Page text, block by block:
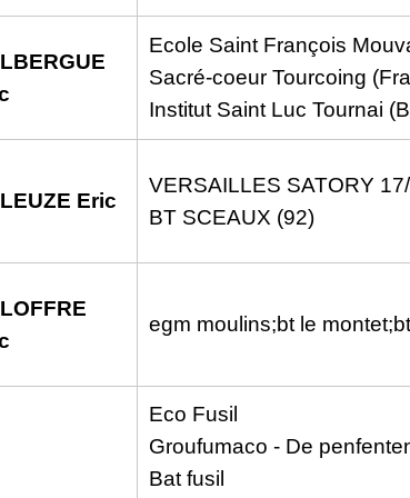
Ecole Saint François
Sacré-coeur Tourcoing
Institut Saint Luc Tournai
Eric
VERSAILLES SATORY
BT SCEAUX (92)
egm moulins;bt le
Eco Fusil
Groufumaco - De
Bat fusil